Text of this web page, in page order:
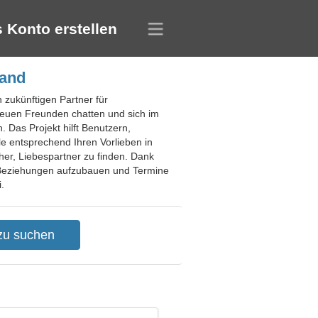
Konto erstellen
zukünftigen Partner für
Freunden chatten und sich im
Das Projekt hilft Benutzern,
entsprechend Ihren Vorlieben in
Liebespartner zu finden. Dank
aufzubauen und Termine